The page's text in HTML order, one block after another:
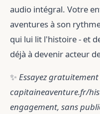
audio intégral. Votre
aventures à son
qui lui lit l'histoire - et
déjà à devenir acteur
✨ Essayez
capitaineaventure.fr/
engagement, sans